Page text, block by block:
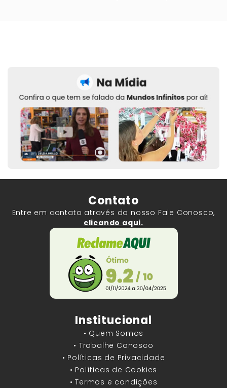
Contato
Entre em contato através do nosso Fale Conosco,
clicando aqui.
Institucional
• Quem Somos
• Trabalhe Conosco
• Políticas de Privacidade
• Políticas de Cookies
• Termos e condições